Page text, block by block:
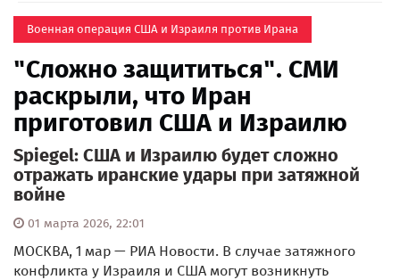
Военная операция США и Израиля против Ирана
"Сложно защититься". СМИ
раскрыли, что Иран
приготовил США и Израилю
Spiegel: США и Израилю будет сложно
отражать иранские удары при затяжной
войне
01 марта 2026, 22:01
МОСКВА, 1 мар — РИА Новости. В случае затяжного
конфликта у Израиля и США могут возникнуть